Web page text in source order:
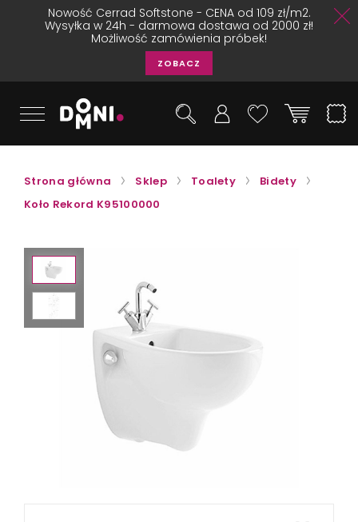
Nowość Cerrad Softstone - CENA od 109 zł/m2.
Wysyłka w 24h - darmowa dostawa od 2000 zł!
Możliwość zamówienia próbek!
ZOBACZ
Strona główna Sklep Toalety
Bidety
Koło Rekord K95100000